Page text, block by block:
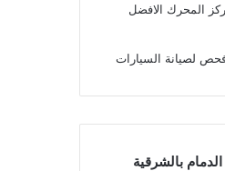
المحرك الافضل
لصيانة السيارات
بالشرقية